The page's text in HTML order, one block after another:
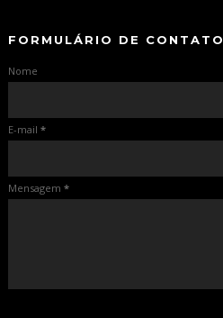
FORMULÁRIO DE CONTATO
Nome
E-mail *
Mensagem *